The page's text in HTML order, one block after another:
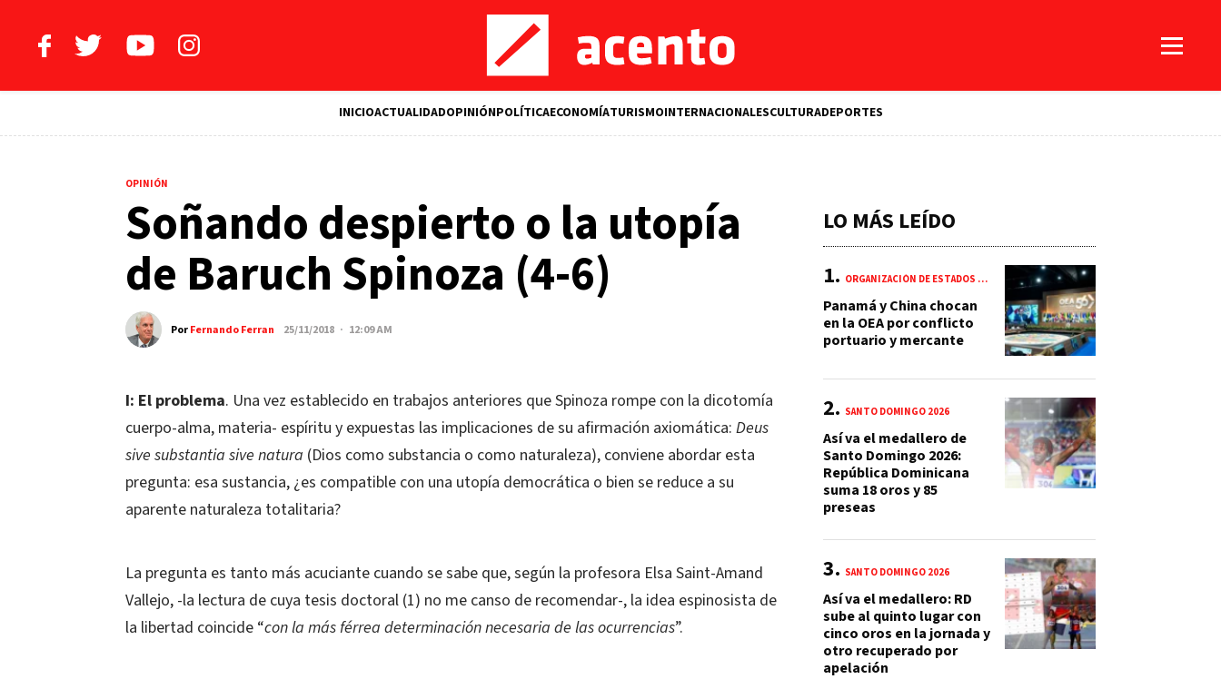
INICIOACTUALIDADOPINIÓNPOLÍTICAECONOMÍATURISMOINTERNACIONALESCULTURADEPORTES
OPINIÓN
Soñando despierto o la utopía
de Baruch Spinoza (4-6)
PorFernando Ferran 25/11/2018 · 12:09 AM
I: El problema. Una vez establecido en trabajos anteriores que Spinoza rompe con la dicotomía
cuerpo-alma, materia- espíritu y expuestas las implicaciones de su afirmación axiomática: Deus
sive substantia sive natura (Dios como substancia o como naturaleza), conviene abordar esta
pregunta: esa sustancia, ¿es compatible con una utopía democrática o bien se reduce a su
aparente naturaleza totalitaria?
La pregunta es tanto más acuciante cuando se sabe que, según la profesora Elsa Saint-Amand
Vallejo, -la lectura de cuya tesis doctoral (1) no me canso de recomendar-, la idea espinosista de
la libertad coincide “con la más férrea determinación necesaria de las ocurrencias”.
LO MÁS LEÍDO
ORGANIZACIÓN DE ESTADOS AMERICANOS (OEA)
Panamá y China chocan
en la OEA por conflicto
portuario y mercante
SANTO DOMINGO 2026
Así va el medallero de
Santo Domingo 2026:
República Dominicana
suma 18 oros y 85
preseas
SANTO DOMINGO 2026
Así va el medallero: RD
sube al quinto lugar con
cinco oros en la jornada y
otro recuperado por
apelación